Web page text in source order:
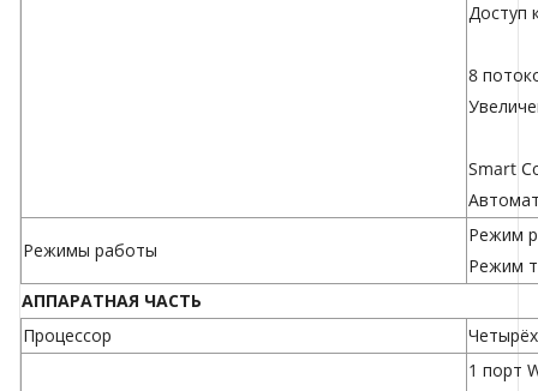
Доступ
8
Smart
Режимы работы
Режим
Режим
АППАРАТНАЯ ЧАСТЬ
Процессор
1 порт